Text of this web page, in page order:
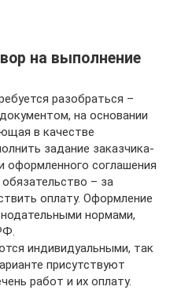
на выполнение
разобраться –
на основании
в качестве
задание заказчика-
оформленного соглашения
– за
оплату. Оформление
нормами,
индивидуальными, так
присутствуют
работ и их оплату.